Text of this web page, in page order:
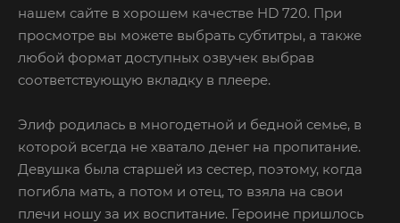
нашем сайте в хорошем качестве HD 720. При
просмотре вы можете выбрать субтитры, а также
любой формат доступных озвучек выбрав
соответствующую вкладку в плеере.
Элиф родилась в многодетной и бедной семье, в
которой всегда не хватало денег на пропитание.
Девушка была старшей из сестер, поэтому, когда
погибла мать, а потом и отец, то взяла на свои
плечи ношу за их воспитание. Героине пришлось